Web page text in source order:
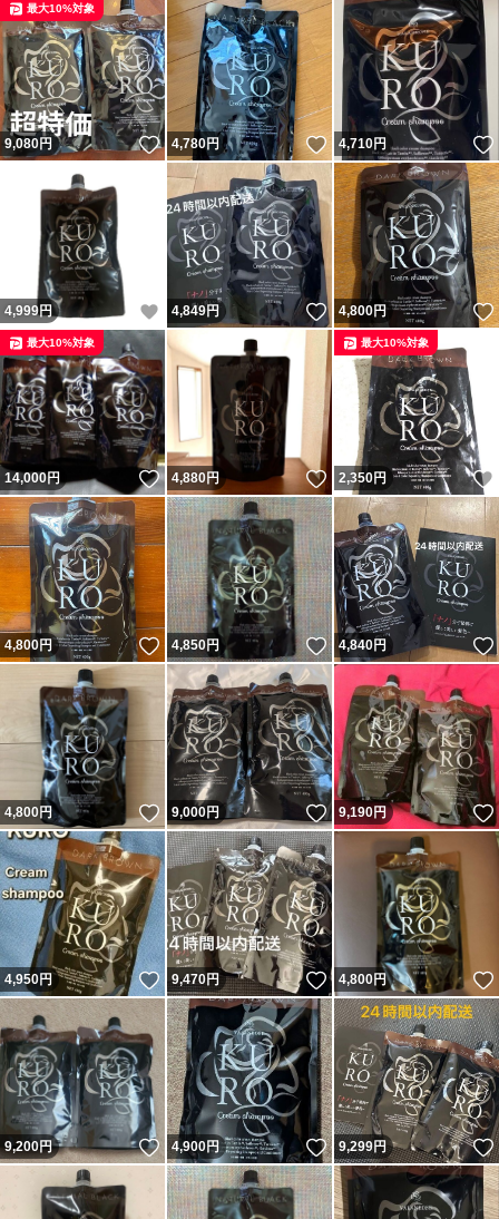
9,080円 いいね！
最大10%対象
4,780円 いいね！
4,710円
4,999円 いいね！
4,849円 いいね！
4,800円
14,000円 いいね！
最大10%対象
4,880円 いいね！
2,350円
最大10%対象
4,800円 いいね！
4,850円 いいね！
4,840円
4,800円 いいね！
9,000円 いいね！
9,190円
4,950円 いいね！
9,470円 いいね！
4,800円
9,200円 いいね！
4,900円 いいね！
9,299円